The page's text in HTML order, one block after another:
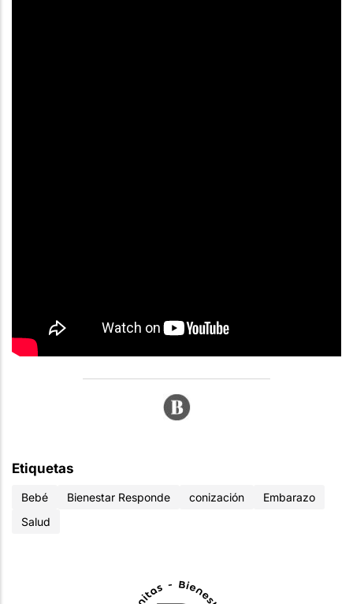
Etiquetas
Bebé Bienestar Responde conización
Embarazo
Salud